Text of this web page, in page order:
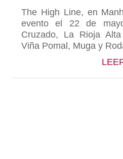
The High Line, en
evento el 22 de
Cruzado, La Rioja
Viña Pomal, Muga y